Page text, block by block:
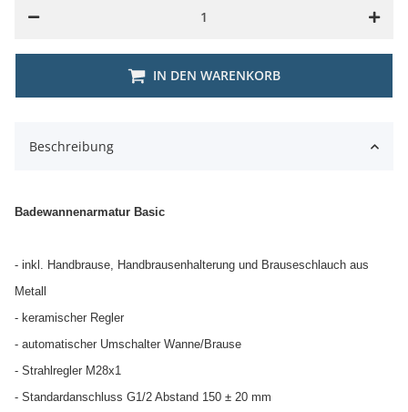
IN DEN WARENKORB
Beschreibung
Badewannenarmatur Basic
- inkl. Handbrause, Handbrausenhalterung und Brauseschlauch aus
Metall
- keramischer Regler
- automatischer Umschalter Wanne/Brause
- Strahlregler M28x1
- Standardanschluss G1/2 Abstand 150 ± 20 mm